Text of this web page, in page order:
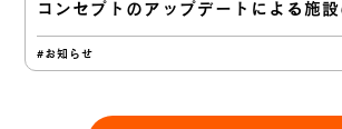
コンセプトのアップデートによる施
#お知らせ